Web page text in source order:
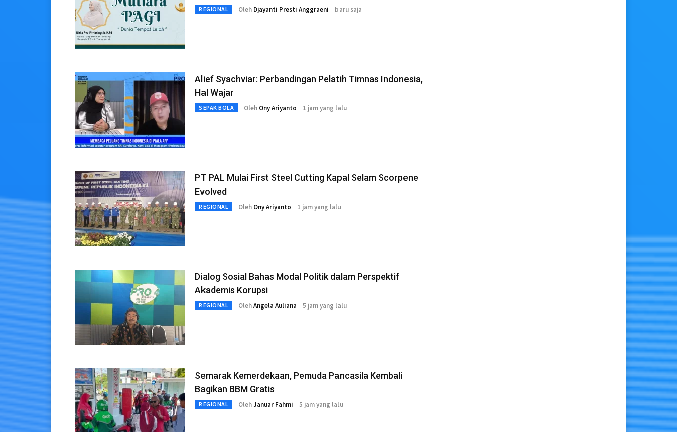
REGIONAL Oleh Djayanti Presti Anggraeni baru saja
Alief Syachviar: Perbandingan Pelatih Timnas Indonesia,
Hal Wajar
SEPAK BOLA Oleh Ony Ariyanto 1 jam yang lalu
PT PAL Mulai First Steel Cutting Kapal Selam Scorpene
Evolved
REGIONAL Oleh Ony Ariyanto 1 jam yang lalu
Dialog Sosial Bahas Modal Politik dalam Perspektif
Akademis Korupsi
REGIONAL OlehAngela Auliana 5 jam yang lalu
Semarak Kemerdekaan, Pemuda Pancasila Kembali
Bagikan BBM Gratis
REGIONAL OlehJanuar Fahmi 5 jam yang lalu